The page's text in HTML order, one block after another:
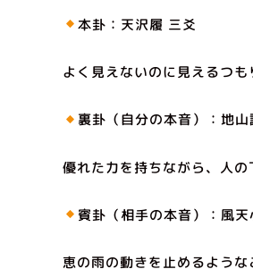
本卦：天沢履 三爻
よく見えないのに見えるつ
裏卦（自分の本音）：地山
優れた力を持ちながら、人
賓卦（相手の本音）：風天
恵の雨の動きを止めるよう